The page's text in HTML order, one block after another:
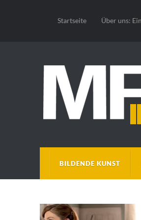
Startseite Über uns:
BILDENDE KUNST